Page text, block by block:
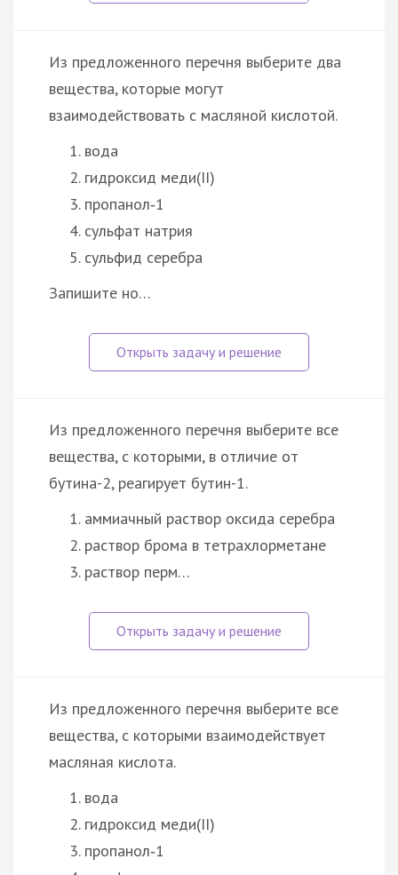
Из предложенного перечня выберите два
вещества, которые могут
взаимодействовать с масляной кислотой.
вода
гидроксид меди(II)
пропанол‑1
сульфат натрия
сульфид серебра
Запишите но…
Из предложенного перечня выберите все
вещества, с которыми, в отличие от
бутина-2, реагирует бутин-1.
аммиачный раствор оксида серебра
раствор брома в тетрахлорметане
раствор перм…
Из предложенного перечня выберите все
вещества, с которыми взаимодействует
масляная кислота.
вода
гидроксид меди(II)
пропанол‑1